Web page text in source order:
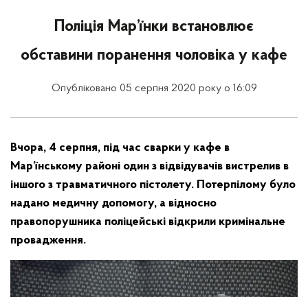
Поліція Мар’їнки встановлює
обставини поранення чоловіка у кафе
Опубліковано 05 серпня 2020 року о 16:09
Вчора, 4 серпня, під час сварки у кафе в
Мар’їнському районі один з відвідувачів вистрелив в
іншого з травматичного пістолету. Потерпілому було
надано медичну допомогу, а відносно
правопорушника поліцейські відкрили кримінальне
провадження.